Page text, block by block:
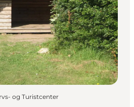
og Turistcenter